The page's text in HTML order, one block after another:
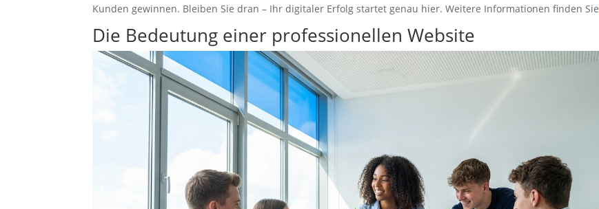
Kunden gewinnen. Bleiben Sie dran – Ihr digitaler Erfolg startet genau hier. Weitere Informationen finden Sie
Die Bedeutung einer professionellen Website